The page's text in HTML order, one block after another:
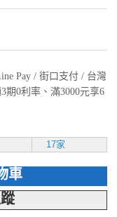
Pay / 街口支付 / 台灣
期0利率、滿3000元享6
17家
車